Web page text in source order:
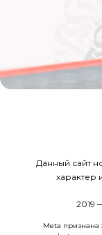
Данный сайт
характер
2019
Meta признана